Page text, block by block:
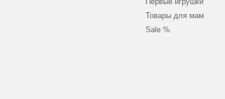
Товары для мам
Sale %